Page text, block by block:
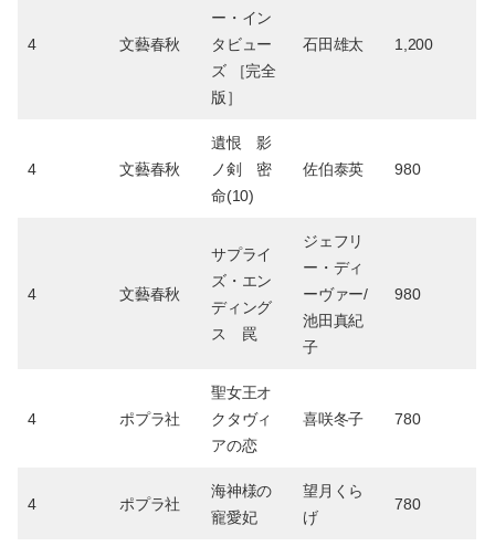
4 文藝春秋
ー・イン
タビュー
ズ ［完全
版］
石田雄太 1,200
4 文藝春秋
遺恨 影
ノ剣 密
命(10)
佐伯泰英 980
4 文藝春秋
サプライ
ズ・エン
ディング
ス 罠
ジェフリ
ー・ディ
ーヴァー/
池田真紀
子
980
4 ポプラ社
聖女王オ
クタヴィ
アの恋
喜咲冬子 780
4 ポプラ社
海神様の
寵愛妃
望月くら
げ
780